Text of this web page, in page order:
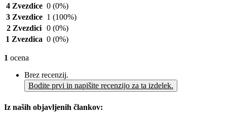
4 Zvezdice 0 (0%)
3 Zvezdice 1 (100%)
2 Zvezdici 0 (0%)
1 Zvezdica 0 (0%)
1 ocena
Brez recenzij.
Bodite prvi in napišite recenzijo za ta izdelek.
Iz naših objavljenih člankov: